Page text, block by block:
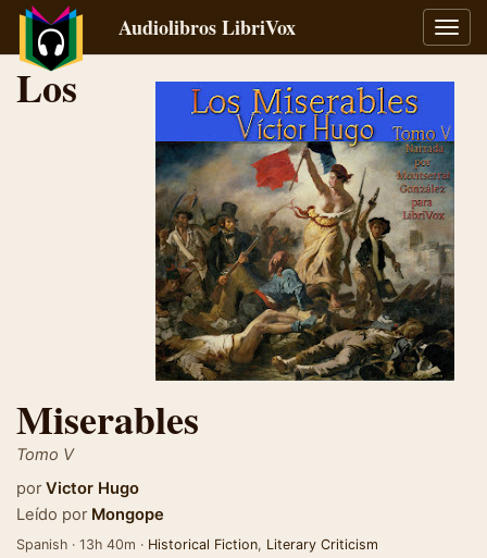
Audiolibros LibriVox
Los
Miserables
Tomo V
por Victor Hugo
Leído por Mongope
Spanish · 13h 40m · Historical Fiction, Literary Criticism